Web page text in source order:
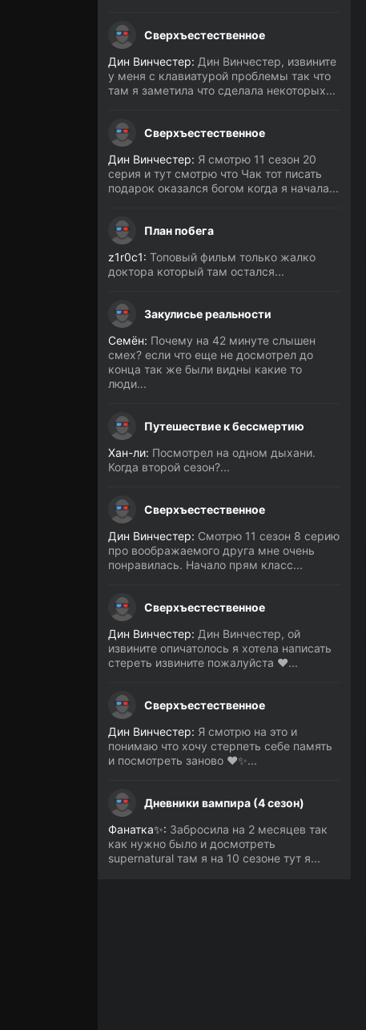
Сверхъестественное
Дин Винчестер: Дин Винчестер, извините
у меня с клавиатурой проблемы так что
там я заметила что сделала некоторых...
Сверхъестественное
Дин Винчестер: Я смотрю 11 сезон 20
серия и тут смотрю что Чак тот писать
подарок оказался богом когда я начала...
План побега
z1r0c1: Топовый фильм только жалко
доктора который там остался...
Закулисье реальности
Семён: Почему на 42 минуте слышен
смех? если что еще не досмотрел до
конца так же были видны какие то
люди...
Путешествие к бессмертию
Хан-ли: Посмотрел на одном дыхани.
Когда второй сезон?...
Сверхъестественное
Дин Винчестер: Смотрю 11 сезон 8 серию
про воображаемого друга мне очень
понравилась. Начало прям класс...
Сверхъестественное
Дин Винчестер: Дин Винчестер, ой
извините опичатолось я хотела написать
стереть извините пожалуйста ❤️...
Сверхъестественное
Дин Винчестер: Я смотрю на это и
понимаю что хочу стерпеть себе память
и посмотреть заново ❤️✨...
Дневники вампира (4 сезон)
Фанатка✨: Забросила на 2 месяцев так
как нужно было и досмотреть
supernatural там я на 10 сезоне тут я...